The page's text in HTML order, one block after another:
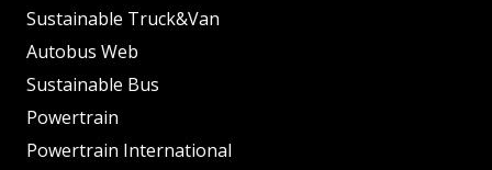
Sustainable Truck&Van
Autobus Web
Sustainable Bus
Powertrain
Powertrain International